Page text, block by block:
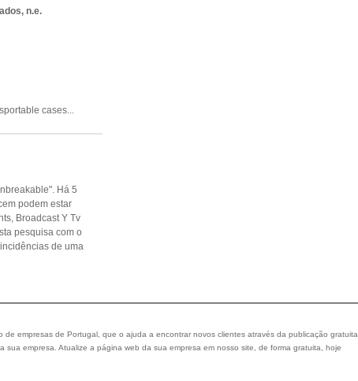
n.e.
cases...
Há 5
podem estar
Broadcast Y Tv
pesquisa com o
de uma
de empresas de Portugal, que o ajuda a encontrar novos clientes através da publicação gratuita
sua empresa. Atualize a página web da sua empresa em nosso site, de forma gratuita, hoje